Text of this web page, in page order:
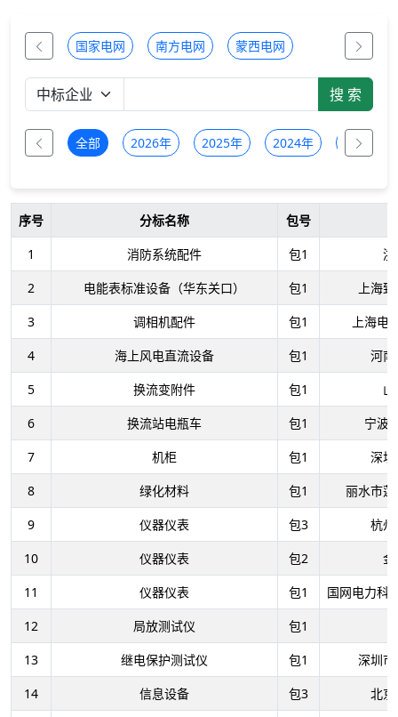
国家电网 南方电网 蒙西电网
全部 2026年 2025年 2024年 2023年
序号 分标名称
包号
1
消防系统配件 包1
2
电能表标准设备（华东关口） 包1
上海
3
调相机配件 包1
上海电
4
海上风电直流设备 包1
河
5
换流变附件 包1
6
换流站电瓶车 包1
宁波
7
机柜 包1
深
8
绿化材料 包1
丽水市
9
仪器仪表 包3
杭
10
仪器仪表 包2
11
仪器仪表 包1
国网电力科
12
局放测试仪 包1
13
继电保护测试仪 包1
深圳
14
信息设备 包3
北